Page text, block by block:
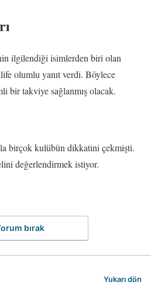
ilgilendiği isimlerden biri olan
olumlu yanıt verdi. Böylece
bir takviye sağlanmış olacak.
birçok kulübün dikkatini çekmişti.
değerlendirmek istiyor.
bırak
Yukarı dön